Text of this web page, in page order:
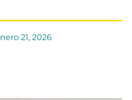
21, 2026